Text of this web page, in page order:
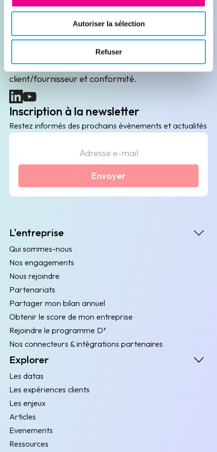
Autoriser la sélection
Refuser
Leader de l'information sur les entreprises depuis
plus de 130 ans, ELLISPHERE accompagne les
acteurs économiques dans leurs problématiques
B2B de data marketing, gestion des risques
client/fournisseur et conformité.
(nouvelle fenêtre)
(nouvelle fenêtre)
Inscription à la newsletter
Restez informés des prochains évènements et actualités
Envoyer
L'entreprise
Qui sommes-nous
Nos engagements
Nous rejoindre
Partenariats
Partager mon bilan annuel
Obtenir le score de mon entreprise
Rejoindre le programme D³
Nos connecteurs & intégrations partenaires
Explorer
Les datas
Les expériences clients
Les enjeux
Articles
Evenements
Ressources